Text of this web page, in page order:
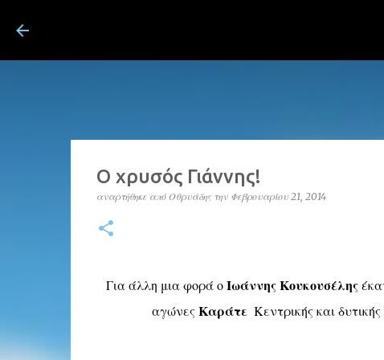
Ο χρυσός Γιάννης!
αναρτήθηκε από Οθρυάδης την Φεβρουαρίου 21, 2014
Για άλλη μια φορά οΙωάννης Κουκουσέλης
αγώνες ΚαράτεΚεντρικής και